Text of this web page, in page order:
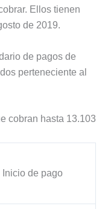
Ellos tienen
de 2019.
de pagos de
perteneciente al
cobran hasta 13.103
Inicio de pago